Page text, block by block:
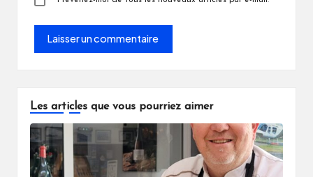
Les articles que vous pourriez aimer